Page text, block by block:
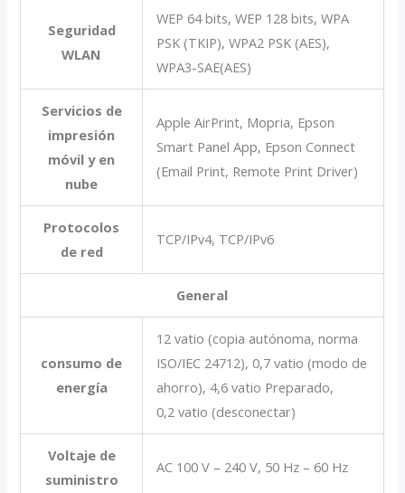
Seguridad
WLAN
WEP 64 bits, WEP 128 bits, WPA
PSK (TKIP), WPA2 PSK (AES),
WPA3-SAE(AES)
Servicios de
impresión
móvil y en
nube
Apple AirPrint, Mopria, Epson
Smart Panel App, Epson Connect
(Email Print, Remote Print Driver)
Protocolos
de red
TCP/IPv4, TCP/IPv6
General
consumo de
energía
12 vatio (copia autónoma, norma
ISO/IEC 24712), 0,7 vatio (modo de
ahorro), 4,6 vatio Preparado,
0,2 vatio (desconectar)
Voltaje de
suministro
AC 100 V – 240 V, 50 Hz – 60 Hz